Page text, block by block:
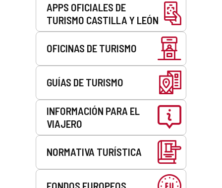
APPS OFICIALES DE
TURISMO CASTILLA Y LEÓN
OFICINAS DE TURISMO
GUÍAS DE TURISMO
INFORMACIÓN PARA EL
VIAJERO
NORMATIVA TURÍSTICA